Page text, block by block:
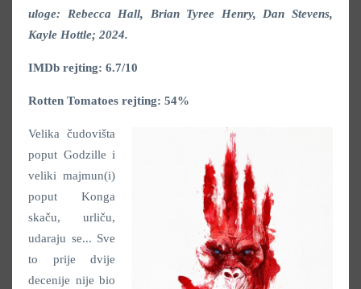
uloge: Rebecca Hall, Brian Tyree Henry, Dan Stevens,
Kayle Hottle; 2024.
IMDb rejting: 6.7/10
Rotten Tomatoes rejting: 54%
Velika čudovišta
poput Godzille i
veliki majmun(i)
poput Konga
skaču, urliču,
udaraju se... Sve
to prije dvije
decenije nije bio